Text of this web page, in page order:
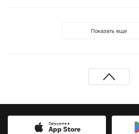
Показать еще
Загрузите в
App Store